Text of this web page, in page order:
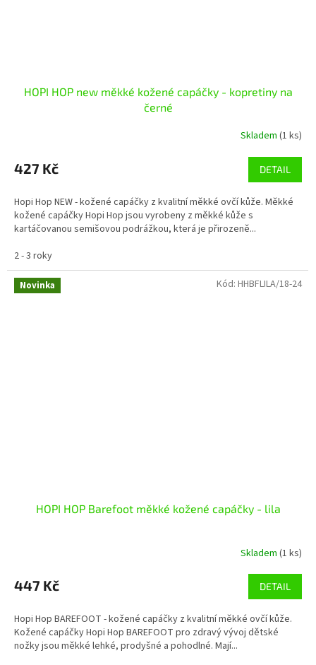
HOPI HOP new měkké kožené capáčky - kopretiny na
černé
Skladem (1 ks)
427 Kč DETAIL
Hopi Hop NEW - kožené capáčky z kvalitní měkké ovčí kůže. Měkké
kožené capáčky Hopi Hop jsou vyrobeny z měkké kůže s
kartáčovanou semišovou podrážkou, která je přirozeně...
2 - 3 roky
Novinka
HOPI HOP Barefoot měkké kožené capáčky - lila
Skladem (1 ks)
447 Kč DETAIL
Hopi Hop BAREFOOT - kožené capáčky z kvalitní měkké ovčí kůže.
Kožené capáčky Hopi Hop BAREFOOT pro zdravý vývoj dětské
nožky jsou měkké lehké, prodyšné a pohodlné. Mají...
Kód: HHBFLILA/18-24